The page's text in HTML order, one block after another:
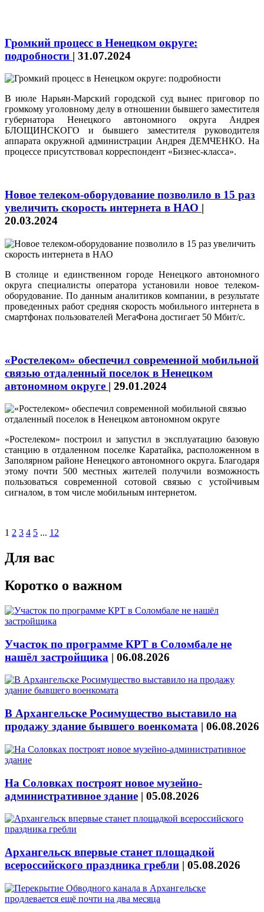
Громкий процесс в Ненецком округе:
подробности | 31.07.2024
В июле Нарьян-Марский городской суд вынес приговор по
громкому уголовному делу в отношении бывшего заместителя
губернатора Ненецкого автономного округа Андрея
БЛОЩИНСКОГО и бывшего заместителя руководителя
аппарата окружной администрации Андрея ДЕМЧЕНКО. На
процессе присутствовал корреспондент «Бизнес-класса».
Новое телеком-оборудование позволило в 15 раз
увеличить скорость интернета в НАО |
20.03.2024
В столице и единственном городе Ненецкого автономного
округа специалисты оператора установили новое телеком-
оборудование. По данным аналитиков компании, в результате
проведенных работ средняя скорость мобильного интернета в
смартфонах пользователей МегаФона достигает 50 Мбит/с.
«Ростелеком» обеспечил современной мобильной
связью отдаленный поселок в Ненецком
автономном округе | 29.01.2024
«Ростелеком» построил и запустил в эксплуатацию базовую
станцию в отдаленном поселке Каратайка, расположенном в
Заполярном районе Ненецкого автономного округа. Благодаря
этому почти 500 местных жителей получили возможность
пользоваться современной сотовой связью с устойчивым
сигналом, в том числе мобильным интернетом.
1 2 3 4 5 ... 12
Для вас
Коротко о важном
Участок по программе КРТ в Соломбале не
нашёл застройщика | 06.08.2026
В Архангельске Росимущество выставило на
продажу здание бывшего военкомата | 06.08.2026
На Соловках построят новое музейно-
административное здание | 05.08.2026
Архангельск впервые станет площадкой
всероссийского праздника гребли | 05.08.2026